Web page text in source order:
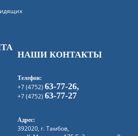
НАШИ КОНТАКТЫ
Телефон:
+7 (4752) 63-77-26,
+7 (4752) 63-77-27
Адрес:
392020, г. Тамбов,